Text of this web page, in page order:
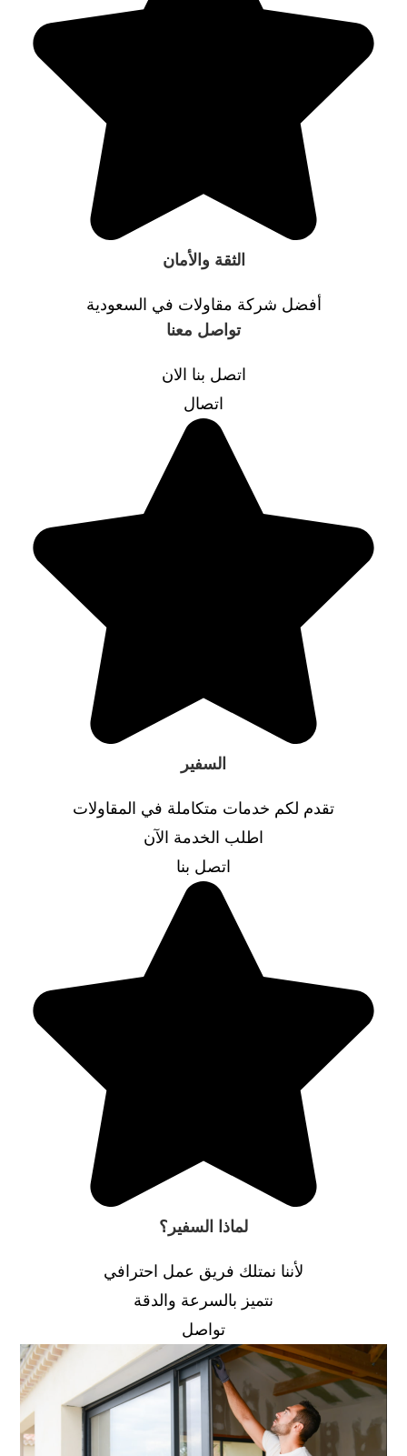
الثقة والأمان
أفضل شركة مقاولات في السعودية
تواصل معنا
اتصل بنا الان
اتصال
السفير
تقدم لكم خدمات متكاملة في المقاولات
اطلب الخدمة الآن
اتصل بنا
لماذا السفير؟
لأننا نمتلك فريق عمل احترافي
نتميز بالسرعة والدقة
تواصل